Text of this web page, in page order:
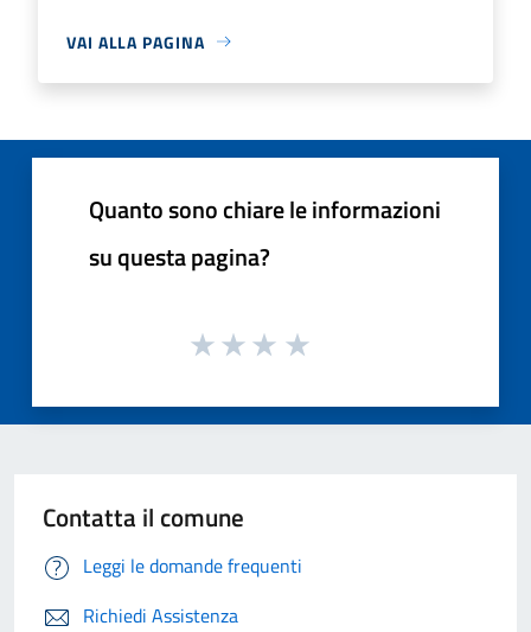
VAI ALLA PAGINA
Quanto sono chiare le informazioni
su questa pagina?
Contatta il comune
Leggi le domande frequenti
Richiedi Assistenza